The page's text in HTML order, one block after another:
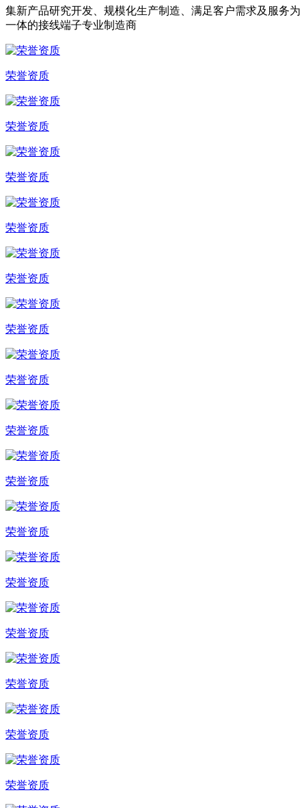
集新产品研究开发、规模化生产制造、满足客户需求及服务为
一体的接线端子专业制造商
荣誉资质
荣誉资质
荣誉资质
荣誉资质
荣誉资质
荣誉资质
荣誉资质
荣誉资质
荣誉资质
荣誉资质
荣誉资质
荣誉资质
荣誉资质
荣誉资质
荣誉资质